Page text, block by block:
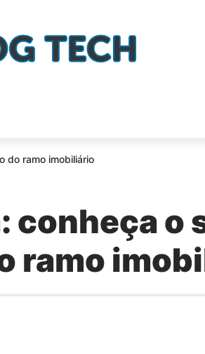
do ramo imobiliário
conheça o
ramo